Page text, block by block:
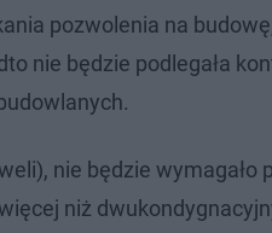
pozwolenia na
nie będzie podlegała
nie będzie wymagało
niż